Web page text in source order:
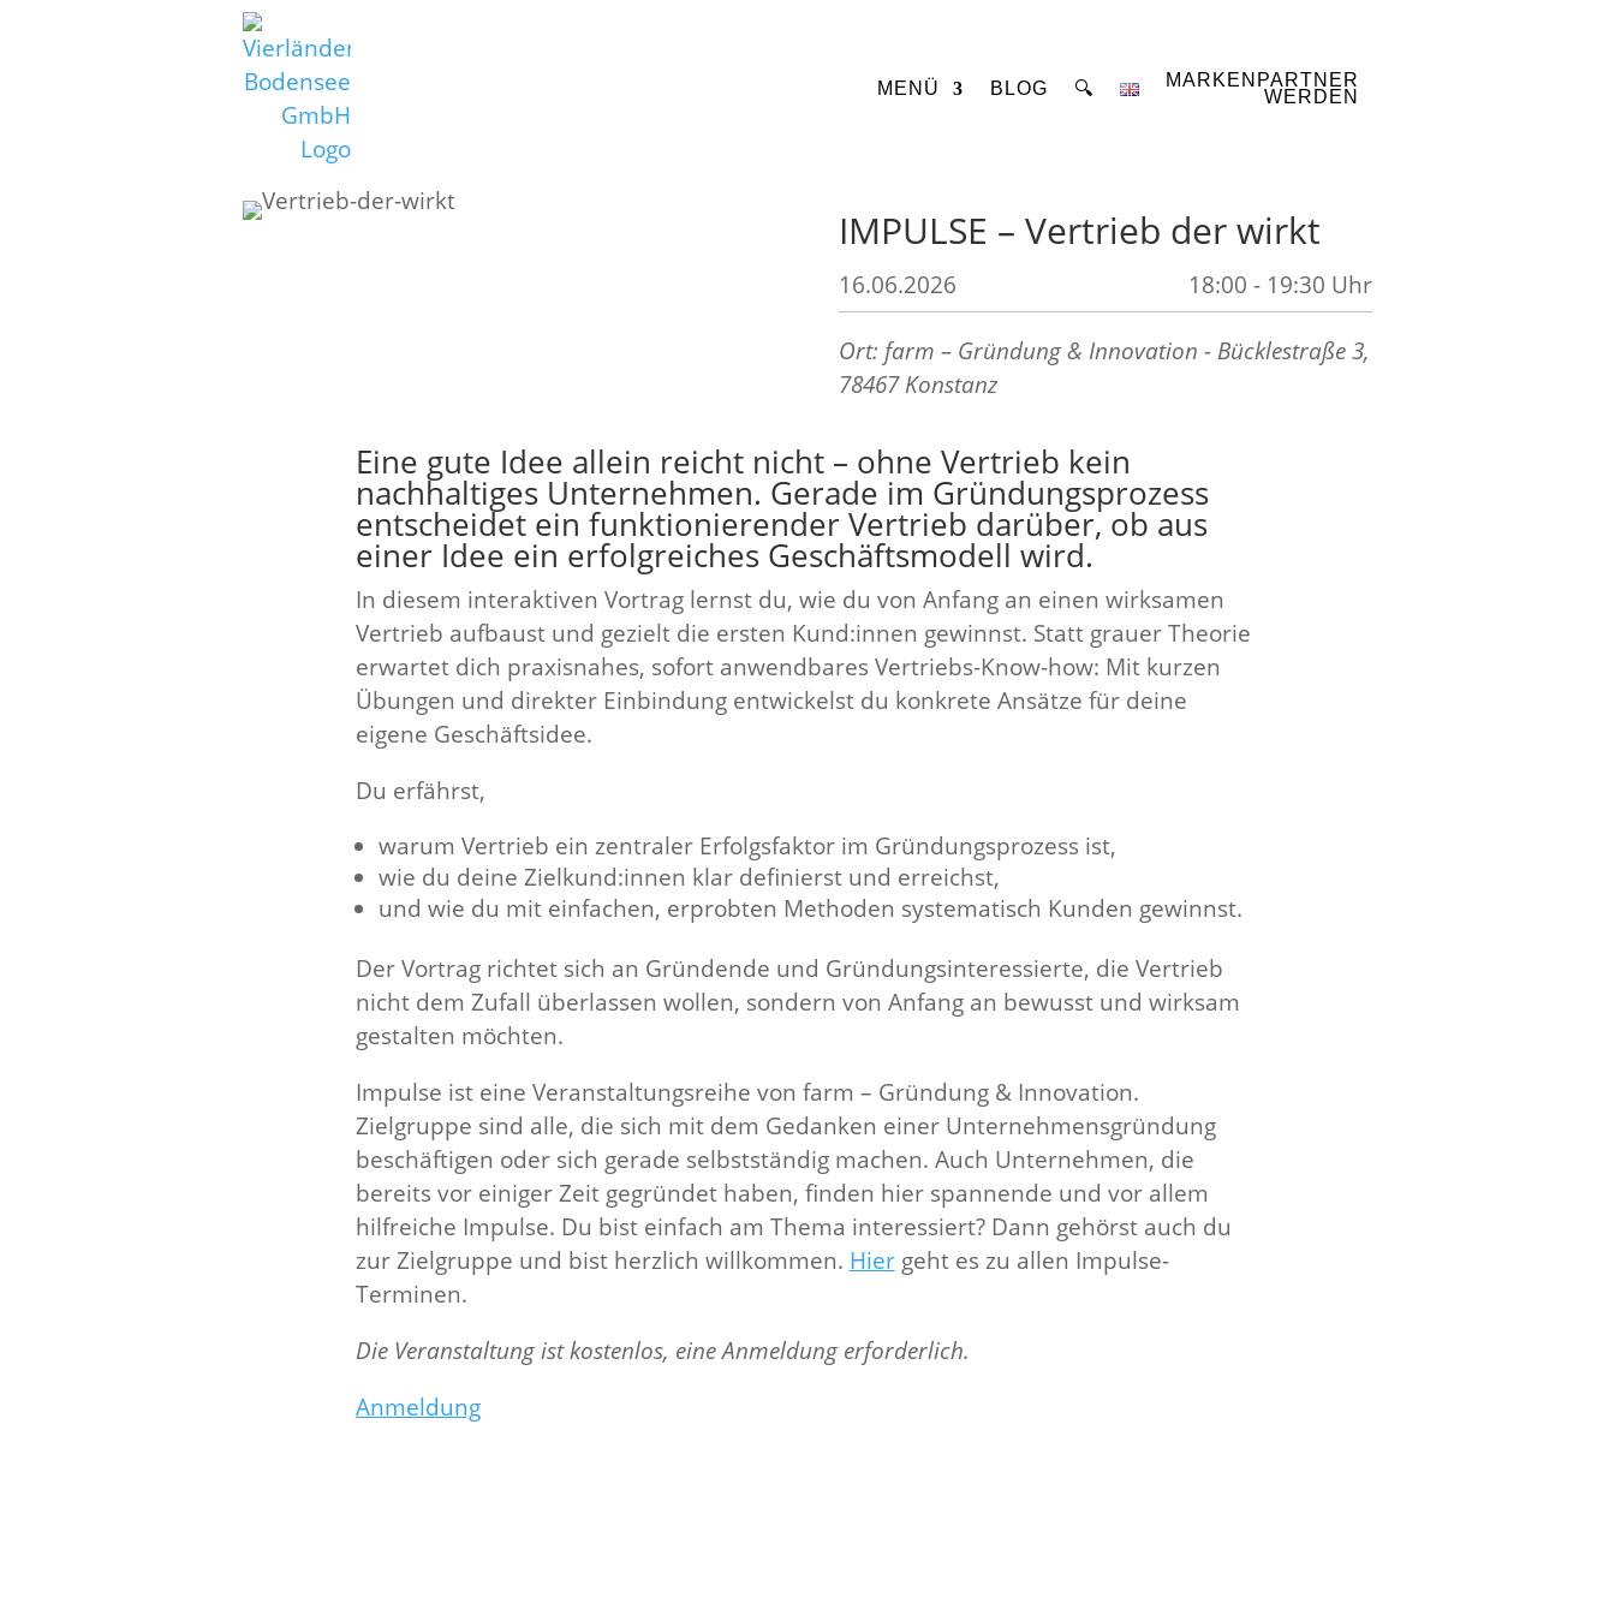
MENÜ BLOG 🔍
MARKENPARTNER
WERDEN
IMPULSE – Vertrieb der wirkt
16.06.2026 18:00 - 19:30 Uhr
Ort: farm – Gründung & Innovation - Bücklestraße 3,
78467 Konstanz
Eine gute Idee allein reicht nicht – ohne Vertrieb kein
nachhaltiges Unternehmen. Gerade im Gründungsprozess
entscheidet ein funktionierender Vertrieb darüber, ob aus
einer Idee ein erfolgreiches Geschäftsmodell wird.
In diesem interaktiven Vortrag lernst du, wie du von Anfang an einen wirksamen
Vertrieb aufbaust und gezielt die ersten Kund:innen gewinnst. Statt grauer Theorie
erwartet dich praxisnahes, sofort anwendbares Vertriebs-Know-how: Mit kurzen
Übungen und direkter Einbindung entwickelst du konkrete Ansätze für deine
eigene Geschäftsidee.
Du erfährst,
warum Vertrieb ein zentraler Erfolgsfaktor im Gründungsprozess ist,
wie du deine Zielkund:innen klar definierst und erreichst,
und wie du mit einfachen, erprobten Methoden systematisch Kunden gewinnst.
Der Vortrag richtet sich an Gründende und Gründungsinteressierte, die Vertrieb
nicht dem Zufall überlassen wollen, sondern von Anfang an bewusst und wirksam
gestalten möchten.
Impulse ist eine Veranstaltungsreihe von farm – Gründung & Innovation.
Zielgruppe sind alle, die sich mit dem Gedanken einer Unternehmensgründung
beschäftigen oder sich gerade selbstständig machen. Auch Unternehmen, die
bereits vor einiger Zeit gegründet haben, finden hier spannende und vor allem
hilfreiche Impulse. Du bist einfach am Thema interessiert? Dann gehörst auch du
zur Zielgruppe und bist herzlich willkommen. Hiergeht es zu allen Impulse-
Terminen.
Die Veranstaltung ist kostenlos, eine Anmeldung erforderlich.
Anmeldung